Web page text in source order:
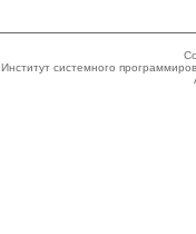
Институт системного